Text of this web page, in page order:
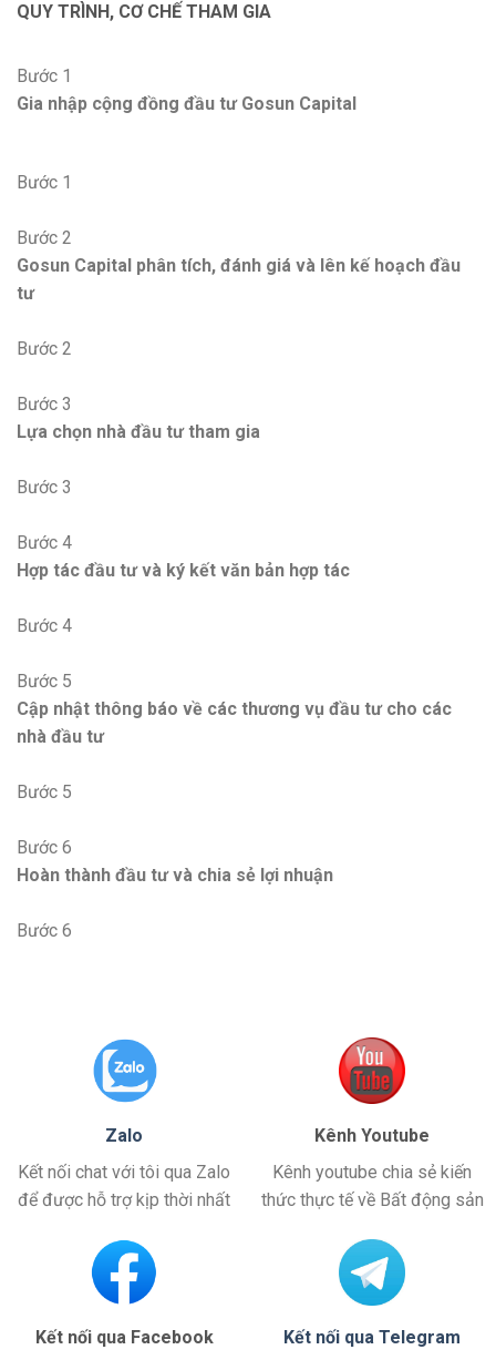
QUY TRÌNH, CƠ CHẾ THAM GIA
Bước 1
Gia nhập cộng đồng đầu tư Gosun Capital
Bước 1
Bước 2
Gosun Capital phân tích, đánh giá và lên kế hoạch đầu
tư
Bước 2
Bước 3
Lựa chọn nhà đầu tư tham gia
Bước 3
Bước 4
Hợp tác đầu tư và ký kết văn bản hợp tác
Bước 4
Bước 5
Cập nhật thông báo về các thương vụ đầu tư cho các
nhà đầu tư
Bước 5
Bước 6
Hoàn thành đầu tư và chia sẻ lợi nhuận
Bước 6
Zalo
Kết nối chat với tôi qua Zalo
để được hỗ trợ kịp thời nhất
Kênh Youtube
Kênh youtube chia sẻ kiến
thức thực tế về Bất động sản
Kết nối qua Facebook
Kết nối qua Telegram